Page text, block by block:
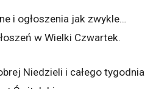
i ogłoszenia jak zwykle…
w Wielki Czwartek.
Niedzieli i całego tygodnia